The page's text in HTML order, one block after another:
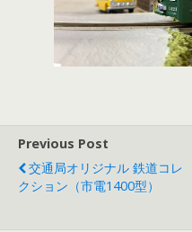
Previous Post
交通局オリジナル 鉄道コレ
クション（市電1400型）